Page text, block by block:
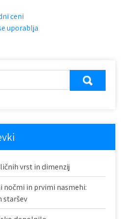
ceni
uporablja
vrst in dimenzij
nočmi in prvimi nasmehi:
staršev